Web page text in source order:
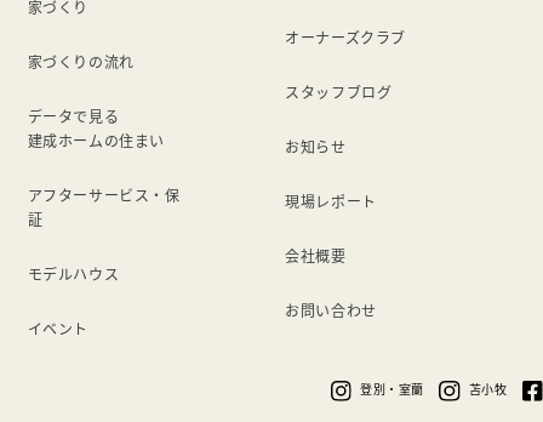
家づくり
家づくりの流れ
データで見る
建成ホームの住まい
アフターサービス・保
証
モデルハウス
イベント
オーナーズクラブ
スタッフブログ
お知らせ
現場レポート
会社概要
お問い合わせ
登別・室蘭 苫小牧